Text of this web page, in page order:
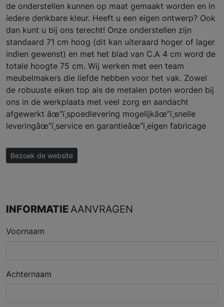
de onderstellen kunnen op maat gemaakt worden en in
iedere denkbare kleur. Heeft u een eigen ontwerp? Ook
dan kunt u bij ons terecht! Onze onderstellen zijn
standaard 71 cm hoog (dit kan uiteraard hoger of lager
indien gewenst) en met het blad van C.A 4 cm word de
totale hoogte 75 cm. Wij werken met een team
meubelmakers die liefde hebben voor het vak. Zowel
de robuuste eiken top als de metalen poten worden bij
ons in de werkplaats met veel zorg en aandacht
afgewerkt âœ”ï¸spoedlevering mogelijkâœ”ï¸snelle
leveringâœ”ï¸service en garantieâœ”ï¸eigen fabricage
Bezoek de website
INFORMATIEAANVRAGEN
Voornaam
Achternaam